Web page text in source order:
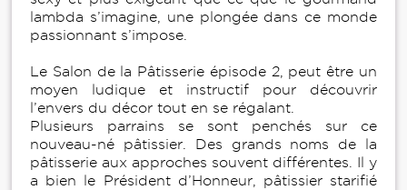
lambda s’imagine, une plongée dans ce monde
passionnant s’impose.
Le Salon de la Pâtisserie épisode 2, peut être un
moyen ludique et instructif pour découvrir
l’envers du décor tout en se régalant.
Plusieurs parrains se sont penchés sur ce
nouveau-né pâtissier. Des grands noms de la
pâtisserie aux approches souvent différentes. Il y
a bien le Président d’Honneur, pâtissier starifié